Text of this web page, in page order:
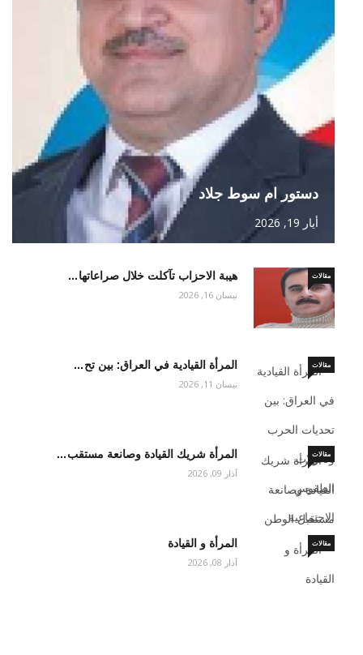
دستور ام سوط جلاد
أيار 19, 2026
هيبة الاحزاب تآكلت خلال صراعاتها… مقالات
نيسان 16, 2026
المرأة القيادية في العراق: بين تح… مقالات
نيسان 11, 2026
المرأة شريك القيادة وصانعة مستقب… مقالات
آذار 09, 2026
المرأة و القيادة مقالات
آذار 08, 2026